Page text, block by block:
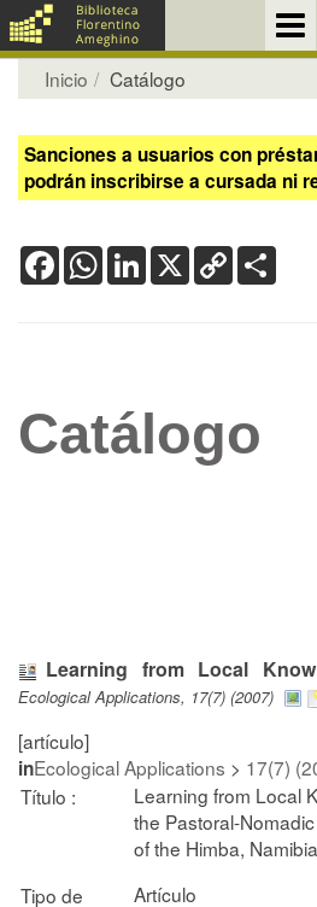
Inicio Catálogo
Sanciones a usuarios con
podrán inscribirse a cursada ni
FacebookWhatsApp
LinkedIn
X Copy
Link
Catálogo
Learning from Local
Ecological Applications, 17(7) (2007)
[artículo]
inEcological Applications > 17(7)
Título :
Learning from Local
the Pastoral-
of the Himba, Namibia
Tipo de
Artículo